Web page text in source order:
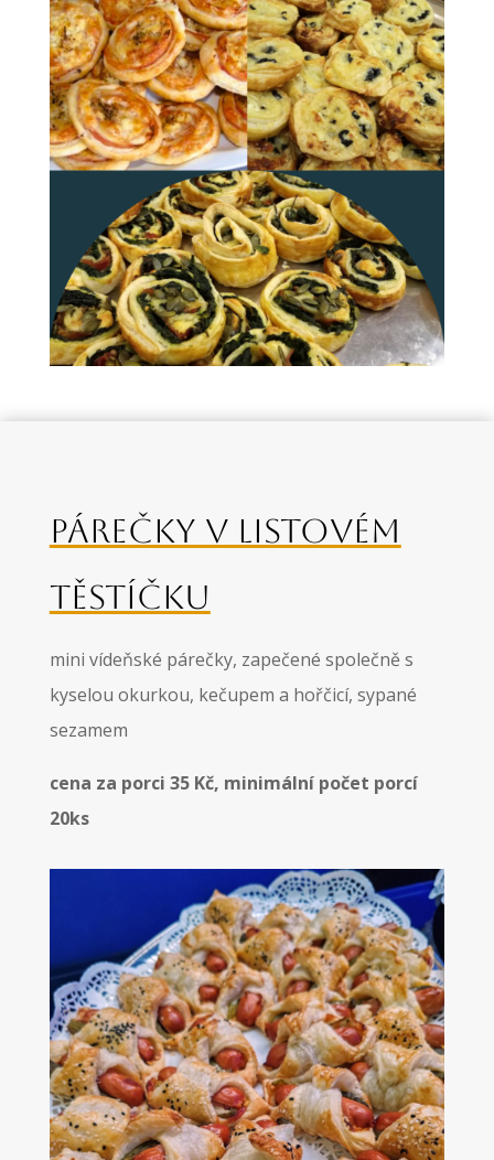
PÁREČKY V LISTOVÉM
TĚSTÍČKU
mini vídeňské párečky, zapečené společně s
kyselou okurkou, kečupem a hořčicí, sypané
sezamem
cena za porci 35 Kč, minimální počet porcí
20ks